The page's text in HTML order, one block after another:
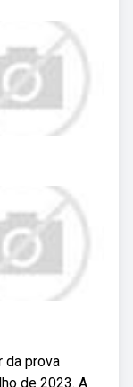
da prova
de 2023. A